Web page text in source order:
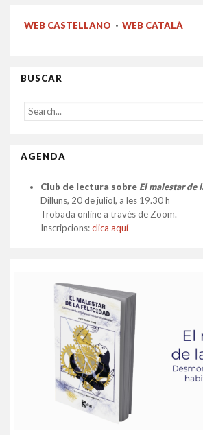
WEB CASTELLANO · WEB CATALÀ
BUSCAR
SEARCH
FOR...
AGENDA
Club de lectura sobre El malestar de
Dilluns, 20 de juliol, a les 19.30 h
Trobada online a través de Zoom.
Inscripcions:clica aquí